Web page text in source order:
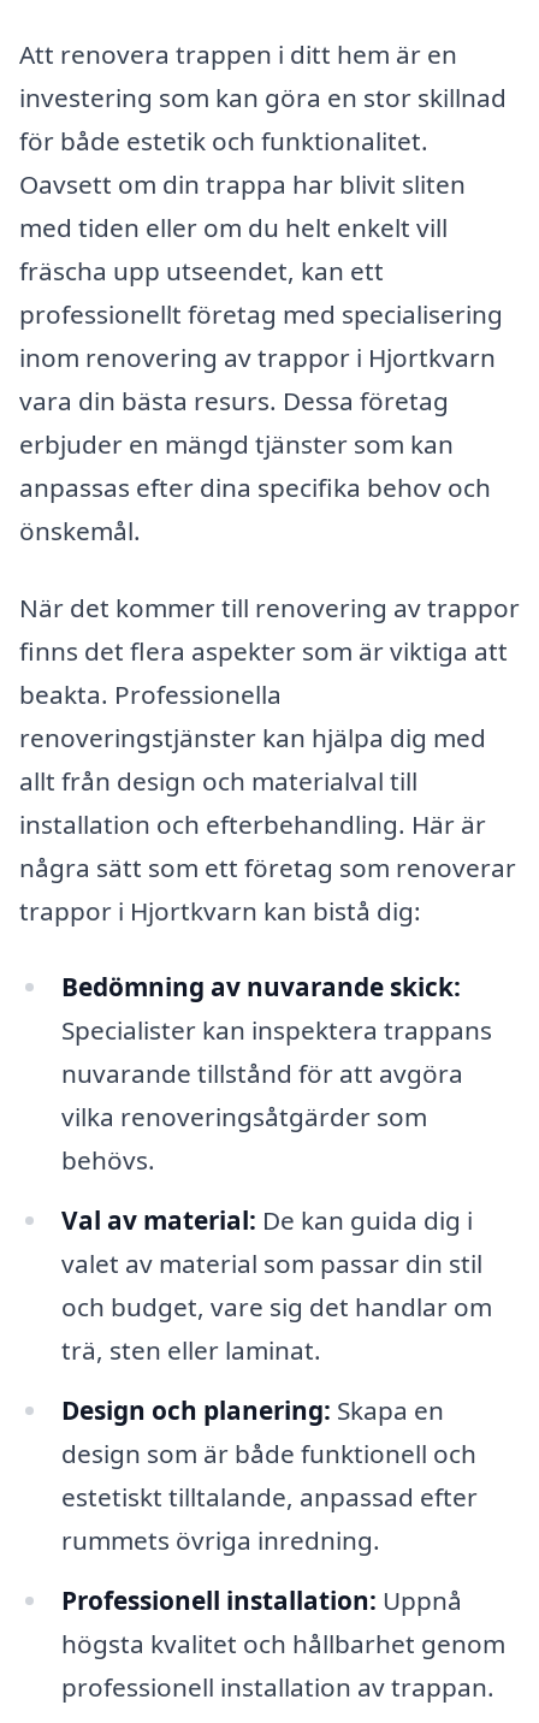
Att renovera trappen i ditt hem är en
investering som kan göra en stor skillnad
för både estetik och funktionalitet.
Oavsett om din trappa har blivit sliten
med tiden eller om du helt enkelt vill
fräscha upp utseendet, kan ett
professionellt företag med specialisering
inom renovering av trappor i Hjortkvarn
vara din bästa resurs. Dessa företag
erbjuder en mängd tjänster som kan
anpassas efter dina specifika behov och
önskemål.
När det kommer till renovering av trappor
finns det flera aspekter som är viktiga att
beakta. Professionella
renoveringstjänster kan hjälpa dig med
allt från design och materialval till
installation och efterbehandling. Här är
några sätt som ett företag som renoverar
trappor i Hjortkvarn kan bistå dig:
Bedömning av nuvarande skick:
Specialister kan inspektera trappans
nuvarande tillstånd för att avgöra
vilka renoveringsåtgärder som
behövs.
Val av material: De kan guida dig i
valet av material som passar din stil
och budget, vare sig det handlar om
trä, sten eller laminat.
Design och planering: Skapa en
design som är både funktionell och
estetiskt tilltalande, anpassad efter
rummets övriga inredning.
Professionell installation: Uppnå
högsta kvalitet och hållbarhet genom
professionell installation av trappan.